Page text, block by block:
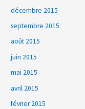
décembre 2015
septembre 2015
août 2015
juin 2015
mai 2015
avril 2015
février 2015